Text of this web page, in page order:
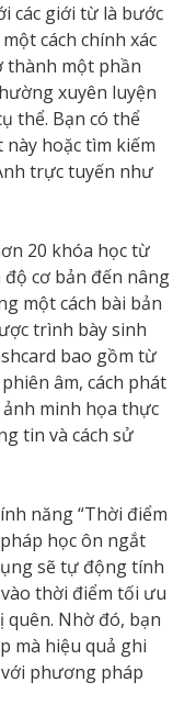
các giới từ là bước
cách chính xác
thành một phần
xuyên luyện
thể. Bạn có thể
hoặc tìm kiếm
trực tuyến như
20 khóa học từ
cơ bản đến nâng
một cách bài bản
trình bày sinh
bao gồm từ
âm, cách phát
ảnh minh họa thực
tin và cách sử
năng “Thời điểm
học ôn ngắt
sẽ tự động tính
thời điểm tối ưu
Nhờ đó, bạn
mà hiệu quả ghi
phương pháp